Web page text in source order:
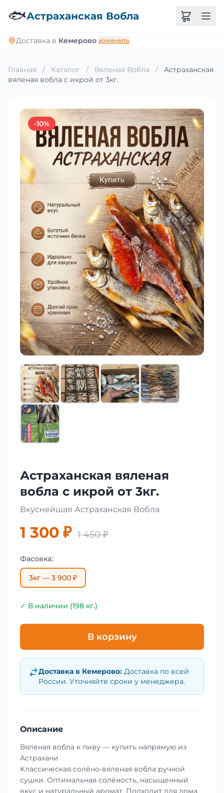
🐟Астраханская Вобла
Доставка в Кемерово изменить
Главная / Каталог / Вяленая Вобла /
Астраханская
вяленая вобла с икрой от 3кг.
-10%
Астраханская вяленая
вобла с икрой от 3кг.
Вкуснейшая Астраханская Вобла
1 300 ₽ 1 450 ₽
Фасовка:
3кг — 3 900 ₽
✓ В наличии (198 кг.)
В корзину
Доставка в Кемерово: Доставка по всей
России. Уточняйте сроки у менеджера.
Описание
Вяленая вобла к пиву — купить напрямую из
Астрахани
Классическая солёно-вяленая вобла ручной
сушки. Оптимальная солёность, насыщенный
вкус и натуральный аромат. Подходит для дома,